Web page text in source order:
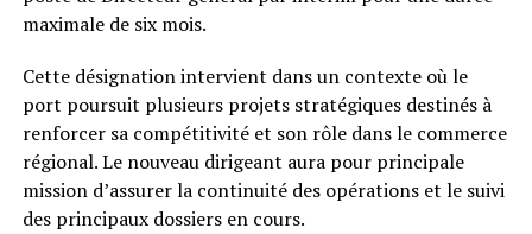
maximale de six mois.
Cette désignation intervient dans un contexte où le
port poursuit plusieurs projets stratégiques destinés à
renforcer sa compétitivité et son rôle dans le commerce
régional. Le nouveau dirigeant aura pour principale
mission d’assurer la continuité des opérations et le suivi
des principaux dossiers en cours.